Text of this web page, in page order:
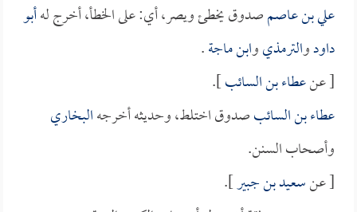
علي بن عاصمصدوق يخطئ ويصر، أي: على الخطأ، أخرج لهأبو
داودوالترمذيوابن ماجة.
[ عنعطاء بن السائب].
عطاء بن السائبصدوق اختلط، وحديثه أخرجهالبخاري
وأصحاب السنن.
[ عنسعيد بن جبير].